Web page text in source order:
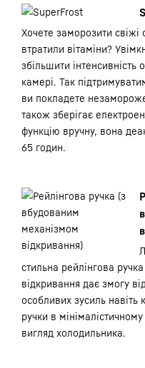
Хочете заморозити
втратили вітаміни?
збільшити
камері. Так
ви покладете
також зберігає
функцію вручну, вона
65 годин.
стильна рейлінгова
відкривання дає змогу
особливих зусиль навіть
ручки в
вигляд холодильника.